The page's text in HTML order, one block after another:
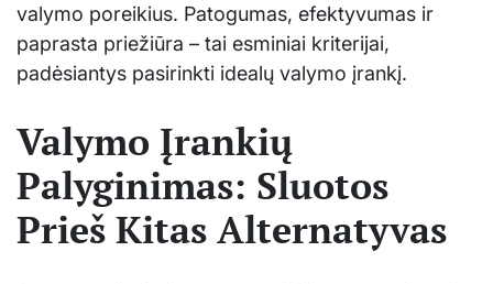
valymo poreikius. Patogumas, efektyvumas ir
paprasta priežiūra – tai esminiai kriterijai,
padėsiantys pasirinkti idealų valymo įrankį.
Valymo Įrankių
Palyginimas: Sluotos
Prieš Kitas Alternatyvas